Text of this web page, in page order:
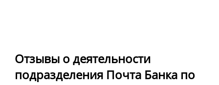
Отзывы о деятельности
подразделения Почта Банка по